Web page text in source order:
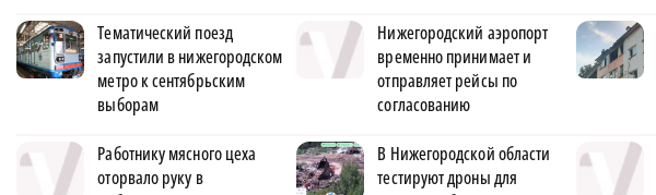
Тематический поезд
запустили в нижегородском
метро к сентябрьским
выборам
Нижегородский аэропорт
временно принимает и
отправляет рейсы по
согласованию
Работнику мясного цеха
оторвало руку в
В Нижегородской области
тестируют дроны для